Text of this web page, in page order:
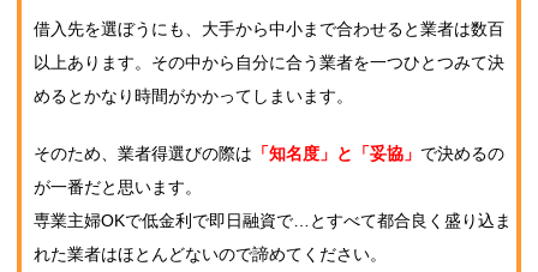
借入先を選ぼうにも、大手から中小まで合わせると業者は数百
以上あります。その中から自分に合う業者を一つひとつみて決
めるとかなり時間がかかってしまいます。
そのため、業者得選びの際は 「知名度」と「妥協」 で決めるの
が一番だと思います。
専業主婦OKで低金利で即日融資で…とすべて都合良く盛り込ま
れた業者はほとんどないので諦めてください。